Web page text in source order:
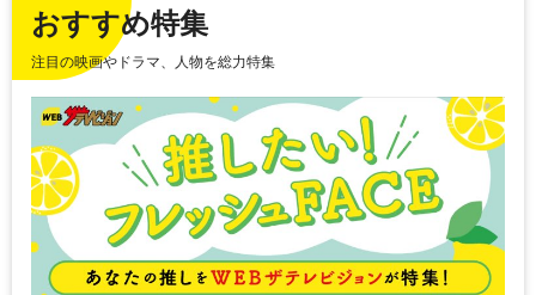
おすすめ特集
注目の映画やドラマ、人物を総力特集